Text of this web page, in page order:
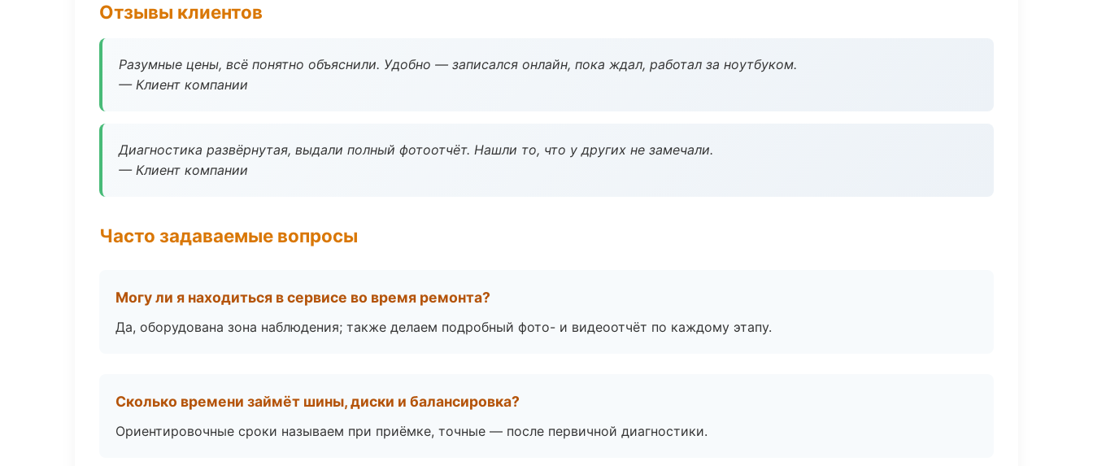
Отзывы клиентов
Разумные цены, всё понятно объяснили. Удобно — записался онлайн, пока ждал, работал за ноутбуком.
— Клиент компании
Диагностика развёрнутая, выдали полный фотоотчёт. Нашли то, что у других не замечали.
— Клиент компании
Часто задаваемые вопросы
Могу ли я находиться в сервисе во время ремонта?
Да, оборудована зона наблюдения; также делаем подробный фото- и видеоотчёт по каждому этапу.
Сколько времени займёт шины, диски и балансировка?
Ориентировочные сроки называем при приёмке, точные — после первичной диагностики.